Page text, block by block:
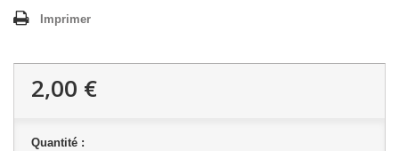
Imprimer
2,00 €
Quantité :